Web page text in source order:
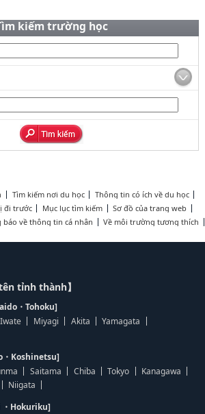
kiếm trường học
Tìm kiếm nơi du học
Thông tin có ích về du học
đi trước
Mục lục tìm kiếm
Sơ đồ của trang web
báo về thông tin cá nhân Về môi trường tương thích
tỉnh thành】
・Tohoku]
Iwate Miyagi Akita
Yamagata
Koshinetsu]
Saitama Chiba Tokyo
Kanagawa
Niigata
・Hokuriku]